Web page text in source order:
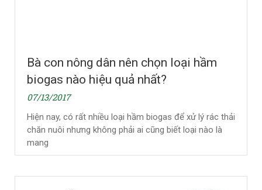
Bà con nông dân nên chọn loại hầm
biogas nào hiệu quả nhất?
07/13/2017
Hiện nay, có rất nhiều loại hầm biogas để xử lý rác thải
chăn nuôi nhưng không phải ai cũng biết loại nào là
mang